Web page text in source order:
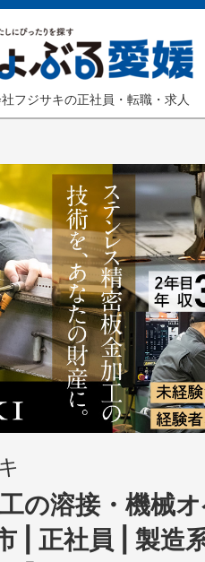
フジサキの正社員・転職・求人
の溶接・機械
| 正社員 | 製造